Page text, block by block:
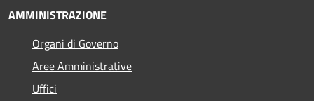
AMMINISTRAZIONE
Organi di Governo
Aree Amministrative
Uffici